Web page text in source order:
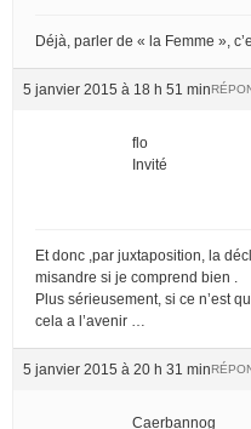
Déjà, parler de « la Femme »,
5 janvier 2015 à 18 h 51 min
flo
Invité
Et donc ,par juxtaposition, la
misandre si je comprend bien .
Plus sérieusement, si ce n’est
cela a l’avenir …
5 janvier 2015 à 20 h 31 min
Caerbannog